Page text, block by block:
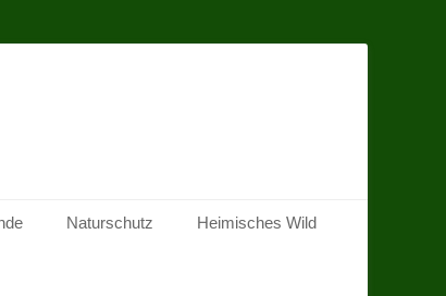
Naturschutz Heimisches Wild